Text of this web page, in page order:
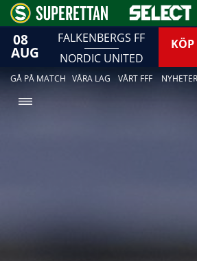
08
AUG
FALKENBERGS FF
NORDIC UNITED
KÖP
GÅ PÅ MATCH VÅRA LAG VÅRT FFF NYHETER